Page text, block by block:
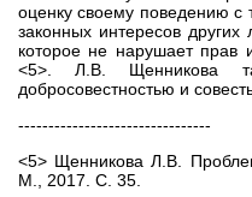
оценку своему поведению с
законных интересов
которое не нарушает прав
<5>. Л.В. Щенникова
добросовестностью и
--------------------------------
<5> Щенникова Л.В.
М., 2017. С. 35.